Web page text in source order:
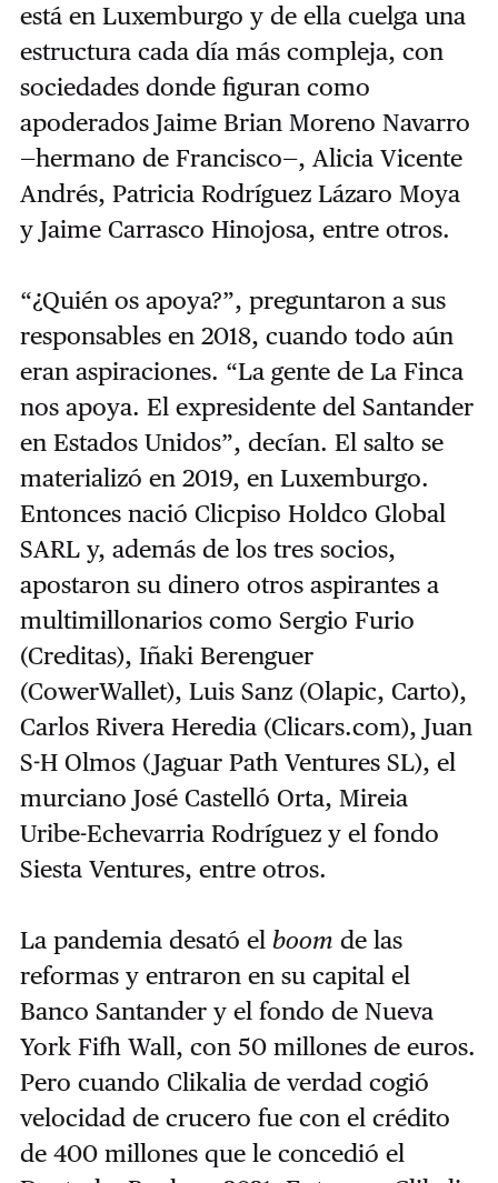
está en Luxemburgo y de ella cuelga una
estructura cada día más compleja, con
sociedades donde figuran como
apoderados Jaime Brian Moreno Navarro
—hermano de Francisco—, Alicia Vicente
Andrés, Patricia Rodríguez Lázaro Moya
y Jaime Carrasco Hinojosa, entre otros.
“¿Quién os apoya?”, preguntaron a sus
responsables en 2018, cuando todo aún
eran aspiraciones. “La gente de La Finca
nos apoya. El expresidente del Santander
en Estados Unidos”, decían. El salto se
materializó en 2019, en Luxemburgo.
Entonces nació Clicpiso Holdco Global
SARL y, además de los tres socios,
apostaron su dinero otros aspirantes a
multimillonarios como Sergio Furio
(Creditas), Iñaki Berenguer
(CowerWallet), Luis Sanz (Olapic, Carto),
Carlos Rivera Heredia (Clicars.com), Juan
S-H Olmos (Jaguar Path Ventures SL), el
murciano José Castelló Orta, Mireia
Uribe-Echevarria Rodríguez y el fondo
Siesta Ventures, entre otros.
La pandemia desató el boom de las
reformas y entraron en su capital el
Banco Santander y el fondo de Nueva
York Fifh Wall, con 50 millones de euros.
Pero cuando Clikalia de verdad cogió
velocidad de crucero fue con el crédito
de 400 millones que le concedió el